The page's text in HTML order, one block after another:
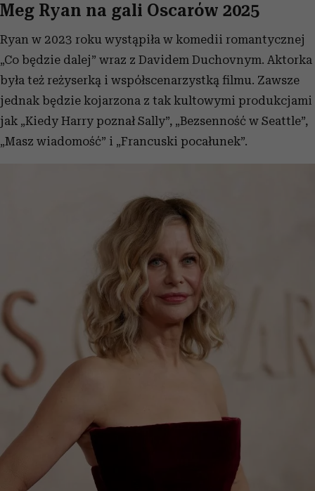
Meg Ryan na gali Oscarów 2025
Ryan w 2023 roku wystąpiła w komedii romantycznej
„Co będzie dalej” wraz z Davidem Duchovnym. Aktorka
była też reżyserką i współscenarzystką filmu. Zawsze
jednak będzie kojarzona z tak kultowymi produkcjami
jak „Kiedy Harry poznał Sally”, „Bezsenność w Seattle”,
„Masz wiadomość” i „Francuski pocałunek”.